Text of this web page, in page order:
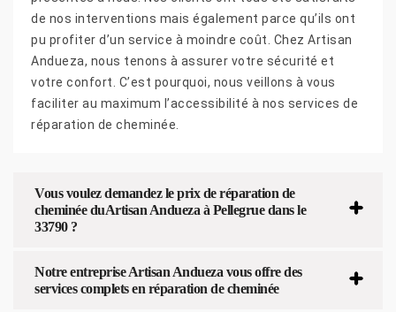
de nos interventions mais également parce qu’ils ont
pu profiter d’un service à moindre coût. Chez Artisan
Andueza, nous tenons à assurer votre sécurité et
votre confort. C’est pourquoi, nous veillons à vous
faciliter au maximum l’accessibilité à nos services de
réparation de cheminée.
Vous voulez demandez le prix de réparation de
cheminée duArtisan Andueza à Pellegrue dans le
33790 ?
Notre entreprise Artisan Andueza vous offre des
services complets en réparation de cheminée